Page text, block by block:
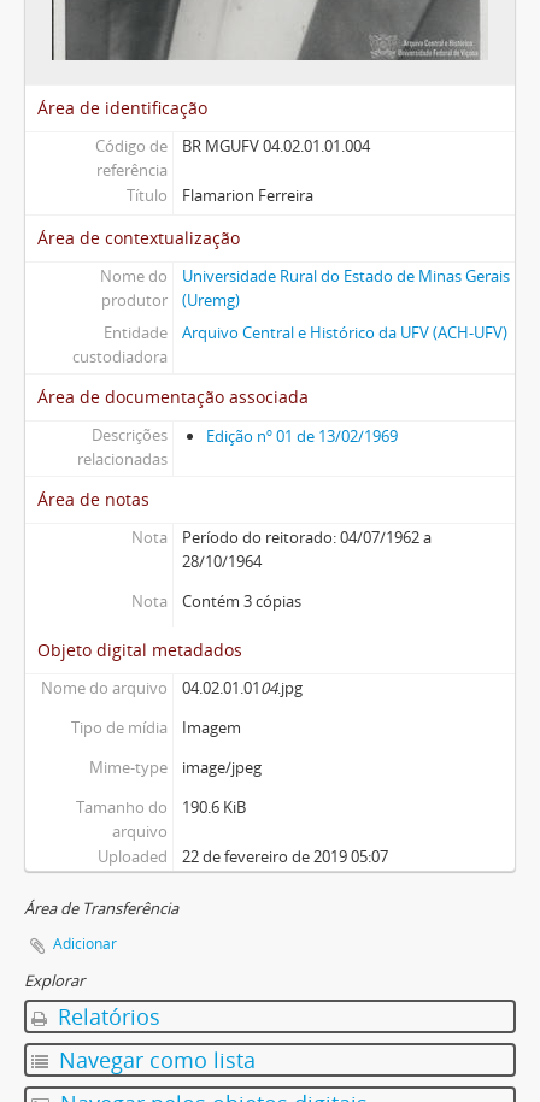
Área de identificação
Código de
referência
BR MGUFV 04.02.01.01.004
Título Flamarion Ferreira
Área de contextualização
Nome do
produtor
Universidade Rural do Estado de Minas Gerais
(Uremg)
Entidade
custodiadora
Arquivo Central e Histórico da UFV (ACH-UFV)
Área de documentação associada
Descrições
relacionadas
Edição nº 01 de 13/02/1969
Área de notas
Nota
Período do reitorado: 04/07/1962 a
28/10/1964
Nota
Contém 3 cópias
Objeto digital metadados
Nome do arquivo 04.02.01.0104.jpg
Tipo de mídia
Imagem
Mime-type
image/jpeg
Tamanho do
arquivo
190.6 KiB
Uploaded 22 de fevereiro de 2019 05:07
Área de Transferência
Adicionar
Explorar
Relatórios
Navegar como lista